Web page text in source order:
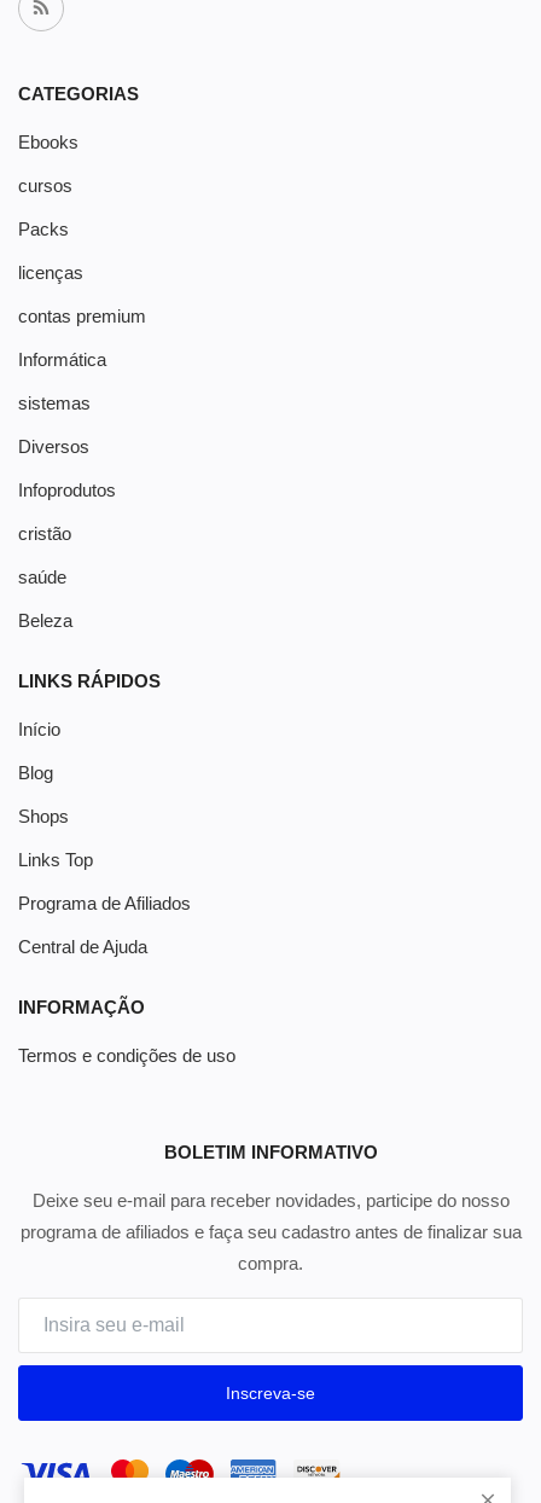
CATEGORIAS
Ebooks
cursos
Packs
licenças
contas premium
Informática
sistemas
Diversos
Infoprodutos
cristão
saúde
Beleza
LINKS RÁPIDOS
Início
Blog
Shops
Links Top
Programa de Afiliados
Central de Ajuda
INFORMAÇÃO
Termos e condições de uso
BOLETIM INFORMATIVO
Deixe seu e-mail para receber novidades, participe do nosso
programa de afiliados e faça seu cadastro antes de finalizar sua
compra.
Inscreva-se